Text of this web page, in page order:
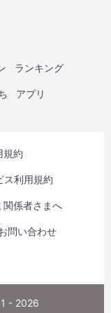
ランキング
アプリ
規約
ス利用規約
関係者さまへ
問い合わせ
- 2026